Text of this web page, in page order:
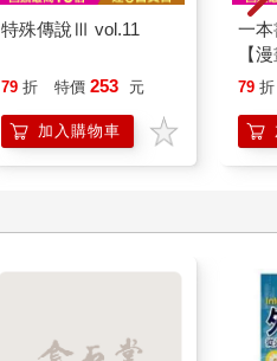
特殊傳說Ⅲ vol.11
79 折 特價 253 元
加入購物車
一
【
行
「
學方
79 折